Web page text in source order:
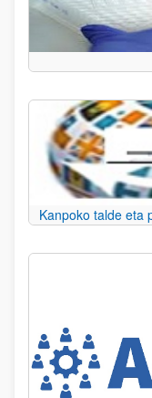
Kanpoko talde eta